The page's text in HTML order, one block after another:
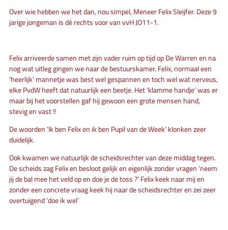
Over wie hebben we het dan, nou simpel, Meneer Felix Sleijfer. Deze 9
jarige jongeman is dé rechts voor van vvH JO11-1.
Felix arriveerde samen met zijn vader ruim op tijd op De Warren en na
nog wat uitleg gingen we naar de bestuurskamer. Felix, normaal een
‘heerlijk’ mannetje was best wel gespannen en toch wel wat nerveus,
elke PvdW heeft dat natuurlijk een beetje. Het ‘klamme handje’ was er
maar bij het voorstellen gaf hij gewoon een grote mensen hand,
stevig en vast !!
De woorden ‘Ik ben Felix en ik ben Pupil van de Week’ klonken zeer
duidelijk.
Ook kwamen we natuurlijk de scheidsrechter van deze middag tegen.
De scheids zag Felix en besloot gelijk en eigenlijk zonder vragen ‘neem
jij de bal mee het veld op en doe je de toss ?’ Felix keek naar mij en
zonder een concrete vraag keek hij naar de scheidsrechter en zei zeer
overtuigend ‘doe ik wel’